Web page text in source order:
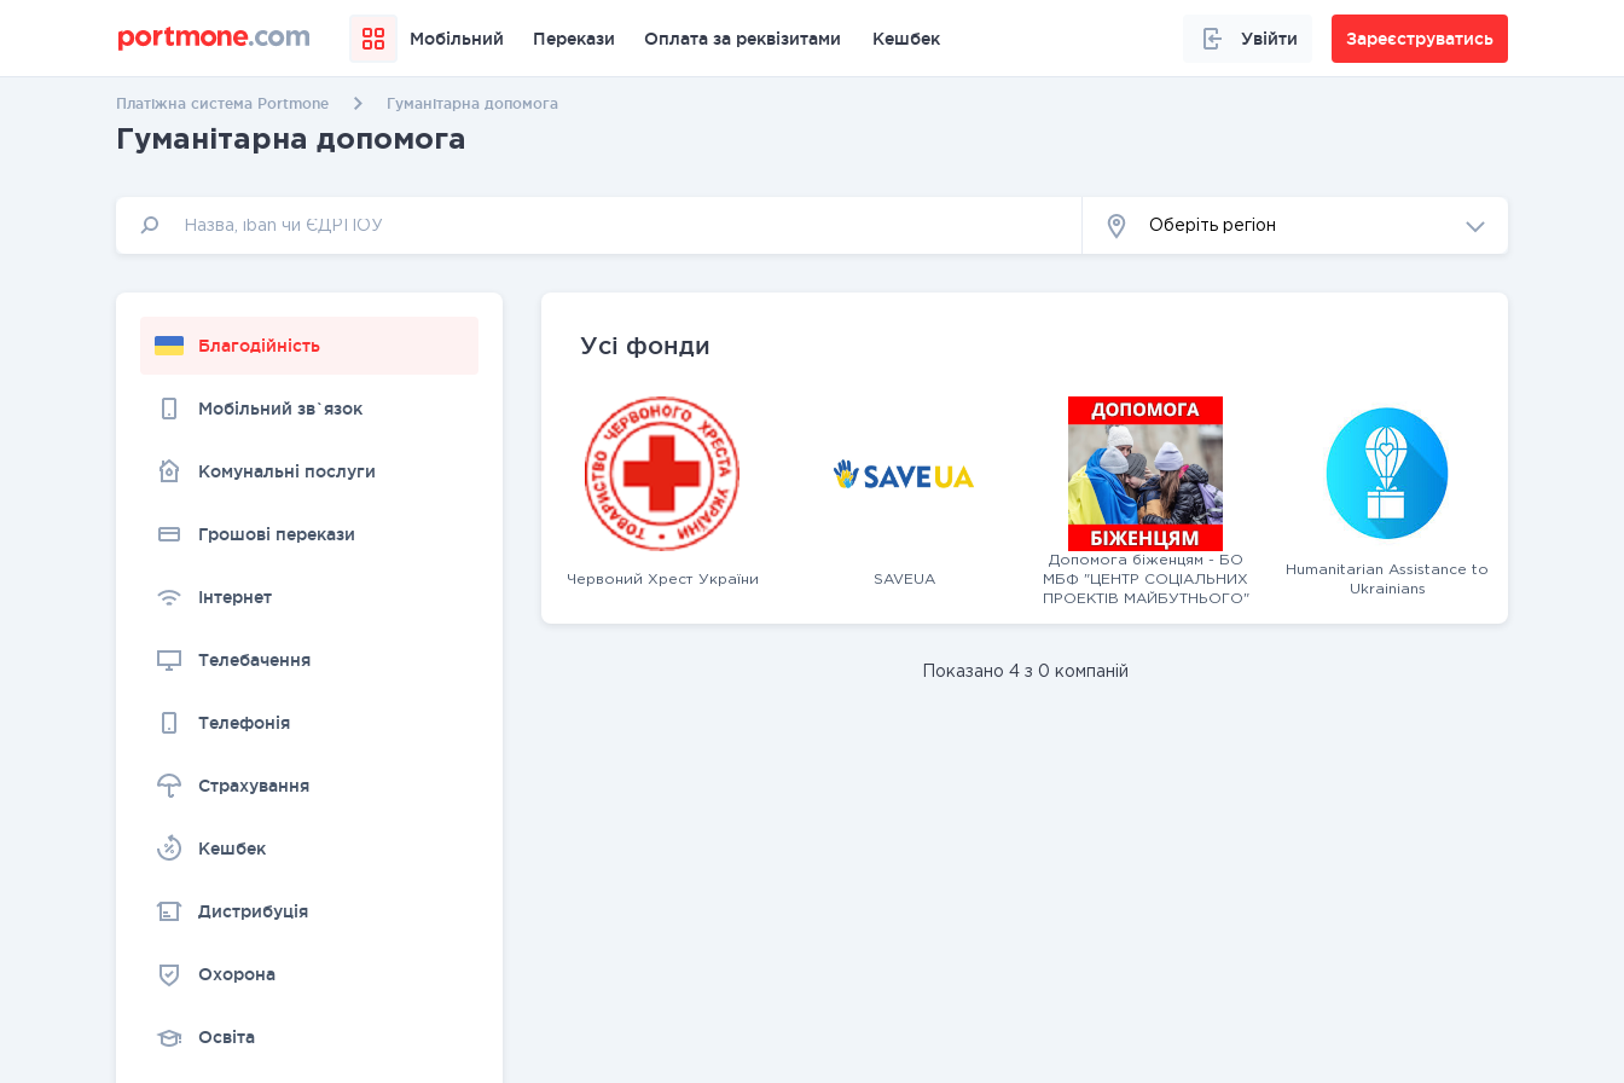
Мобільний Перекази Оплата за реквізитами Кешбек Увійти Зареєструватись
Платіжна система Portmone Гуманітарна допомога
Гуманітарна допомога
Оберіть регіон
Благодійність
Мобільний зв`язок
Комунальні послуги
Грошовi перекази
Інтернет
Телебачення
Телефонія
Страхування
Kешбек
Дистрибуція
Охорона
Освіта
Усі фонди
Червоний Хрест України SAVEUA
Допомога біженцям - БО
МБФ "ЦЕНТР СОЦІАЛЬНИХ
ПРОЕКТІВ МАЙБУТНЬОГО"
Humanitarian Assistance to
Ukrainians
Показано 4 з 0 компаній